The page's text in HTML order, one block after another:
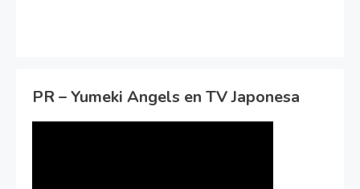
PR – Yumeki Angels en TV Japonesa